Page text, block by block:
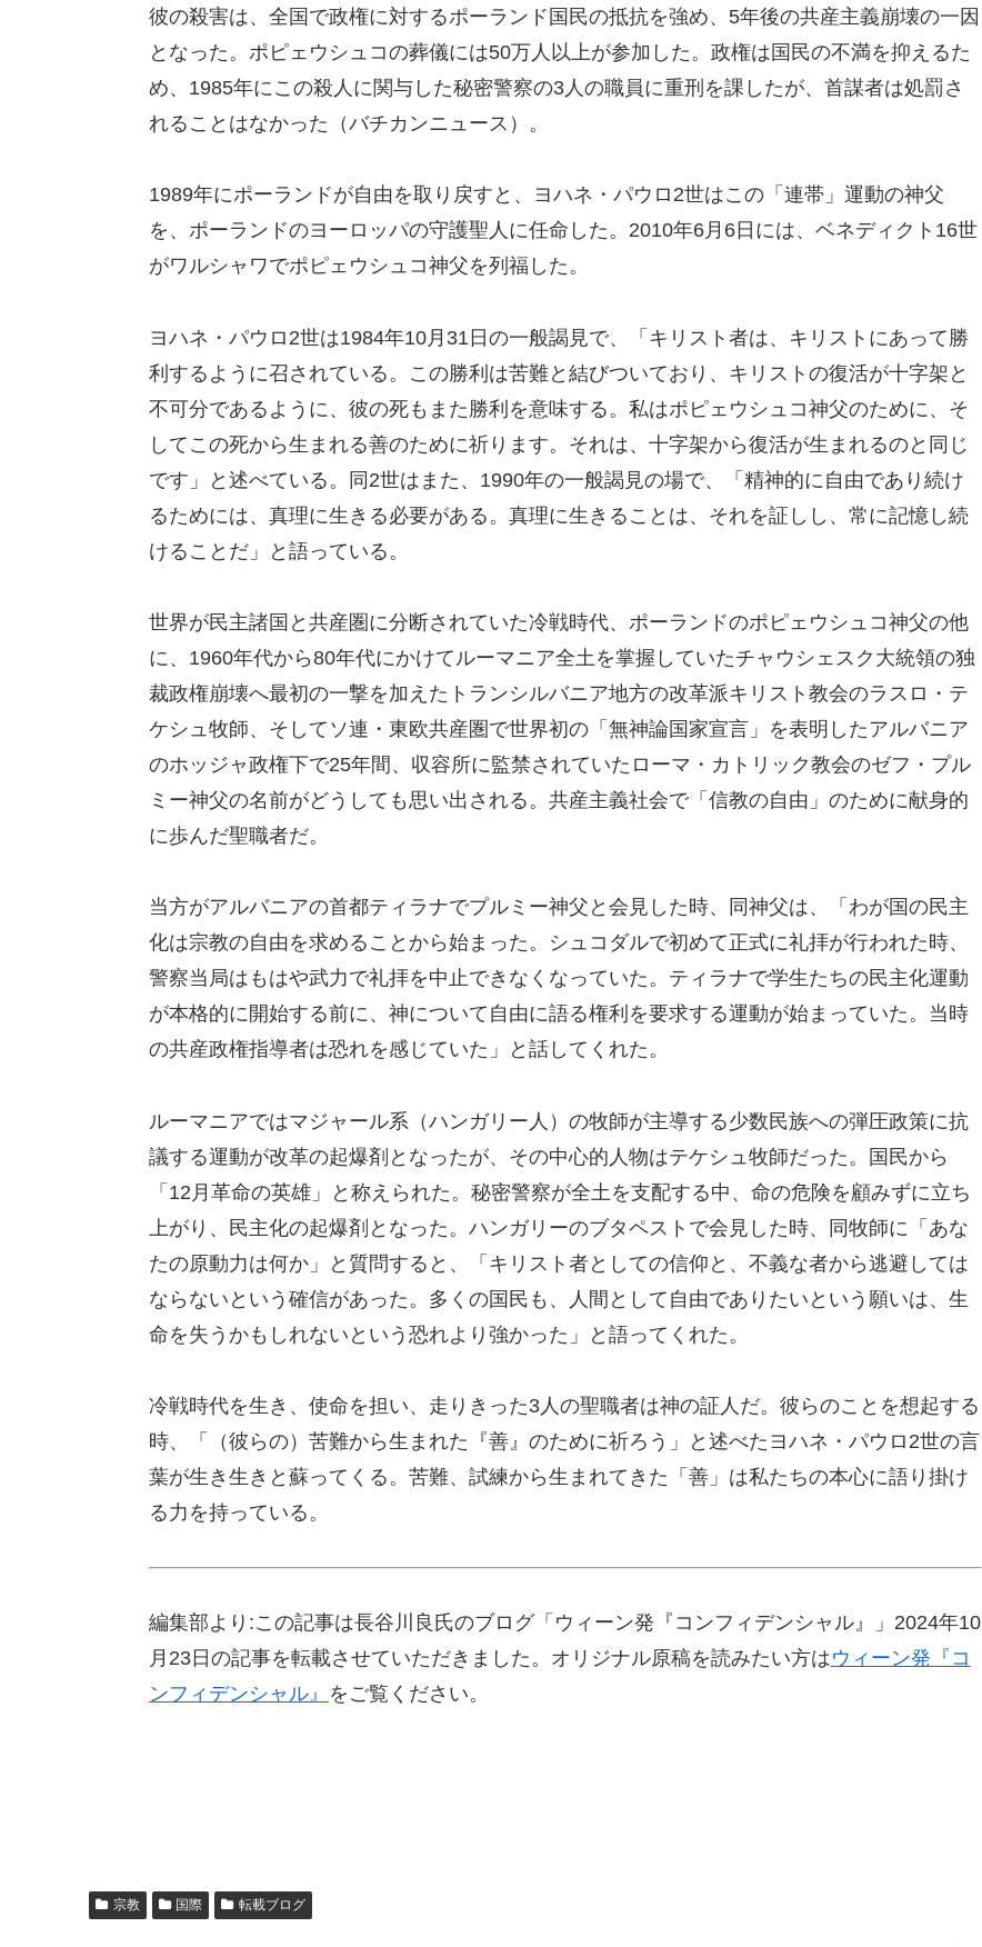
彼の殺害は、全国で政権に対するポーランド国民の抵抗を強め、5年後の共産主義崩壊の一因
となった。ポピェウシュコの葬儀には50万人以上が参加した。政権は国民の不満を抑えるた
め、1985年にこの殺人に関与した秘密警察の3人の職員に重刑を課したが、首謀者は処罰さ
れることはなかった（バチカンニュース）。
1989年にポーランドが自由を取り戻すと、ヨハネ・パウロ2世はこの「連帯」運動の神父
を、ポーランドのヨーロッパの守護聖人に任命した。2010年6月6日には、ベネディクト16世
がワルシャワでポピェウシュコ神父を列福した。
ヨハネ・パウロ2世は1984年10月31日の一般謁見で、「キリスト者は、キリストにあって勝
利するように召されている。この勝利は苦難と結びついており、キリストの復活が十字架と
不可分であるように、彼の死もまた勝利を意味する。私はポピェウシュコ神父のために、そ
してこの死から生まれる善のために祈ります。それは、十字架から復活が生まれるのと同じ
です」と述べている。同2世はまた、1990年の一般謁見の場で、「精神的に自由であり続け
るためには、真理に生きる必要がある。真理に生きることは、それを証しし、常に記憶し続
けることだ」と語っている。
世界が民主諸国と共産圏に分断されていた冷戦時代、ポーランドのポピェウシュコ神父の他
に、1960年代から80年代にかけてルーマニア全土を掌握していたチャウシェスク大統領の独
裁政権崩壊へ最初の一撃を加えたトランシルバニア地方の改革派キリスト教会のラスロ・テ
ケシュ牧師、そしてソ連・東欧共産圏で世界初の「無神論国家宣言」を表明したアルバニア
のホッジャ政権下で25年間、収容所に監禁されていたローマ・カトリック教会のゼフ・プル
ミー神父の名前がどうしても思い出される。共産主義社会で「信教の自由」のために献身的
に歩んだ聖職者だ。
当方がアルバニアの首都ティラナでプルミー神父と会見した時、同神父は、「わが国の民主
化は宗教の自由を求めることから始まった。シュコダルで初めて正式に礼拝が行われた時、
警察当局はもはや武力で礼拝を中止できなくなっていた。ティラナで学生たちの民主化運動
が本格的に開始する前に、神について自由に語る権利を要求する運動が始まっていた。当時
の共産政権指導者は恐れを感じていた」と話してくれた。
ルーマニアではマジャール系（ハンガリー人）の牧師が主導する少数民族への弾圧政策に抗
議する運動が改革の起爆剤となったが、その中心的人物はテケシュ牧師だった。国民から
「12月革命の英雄」と称えられた。秘密警察が全土を支配する中、命の危険を顧みずに立ち
上がり、民主化の起爆剤となった。ハンガリーのブタペストで会見した時、同牧師に「あな
たの原動力は何か」と質問すると、「キリスト者としての信仰と、不義な者から逃避しては
ならないという確信があった。多くの国民も、人間として自由でありたいという願いは、生
命を失うかもしれないという恐れより強かった」と語ってくれた。
冷戦時代を生き、使命を担い、走りきった3人の聖職者は神の証人だ。彼らのことを想起する
時、「（彼らの）苦難から生まれた『善』のために祈ろう」と述べたヨハネ・パウロ2世の言
葉が生き生きと蘇ってくる。苦難、試練から生まれてきた「善」は私たちの本心に語り掛け
る力を持っている。
編集部より:この記事は長谷川良氏のブログ「ウィーン発『コンフィデンシャル』」2024年10
月23日の記事を転載させていただきました。オリジナル原稿を読みたい方はウィーン発『コ
ンフィデンシャル』
をご覧ください。
宗教 国際 転載ブログ